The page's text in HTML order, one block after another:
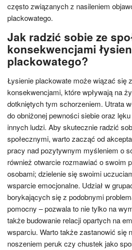
często związanych z nasileniem
plackowatego.
Jak radzić sobie ze
konsekwencjami
plackowatego?
Łysienie plackowate może wiązać się
konsekwencjami, które wpływają na
dotkniętych tym schorzeniem. Utrata
do obniżonej pewności siebie oraz
innych ludzi. Aby skutecznie radzić
społecznymi, warto zacząć od
pracy nad pozytywnym myśleniem o
również otwarcie rozmawiać o swoim
osobami; dzielenie się swoimi
wsparcie emocjonalne. Udział w
borykających się z podobnymi
pomocny – pozwala to nie tylko na
także budowanie relacji opartych na
wsparciu. Warto także zastanowić się
noszeniem peruk czy chustek jako